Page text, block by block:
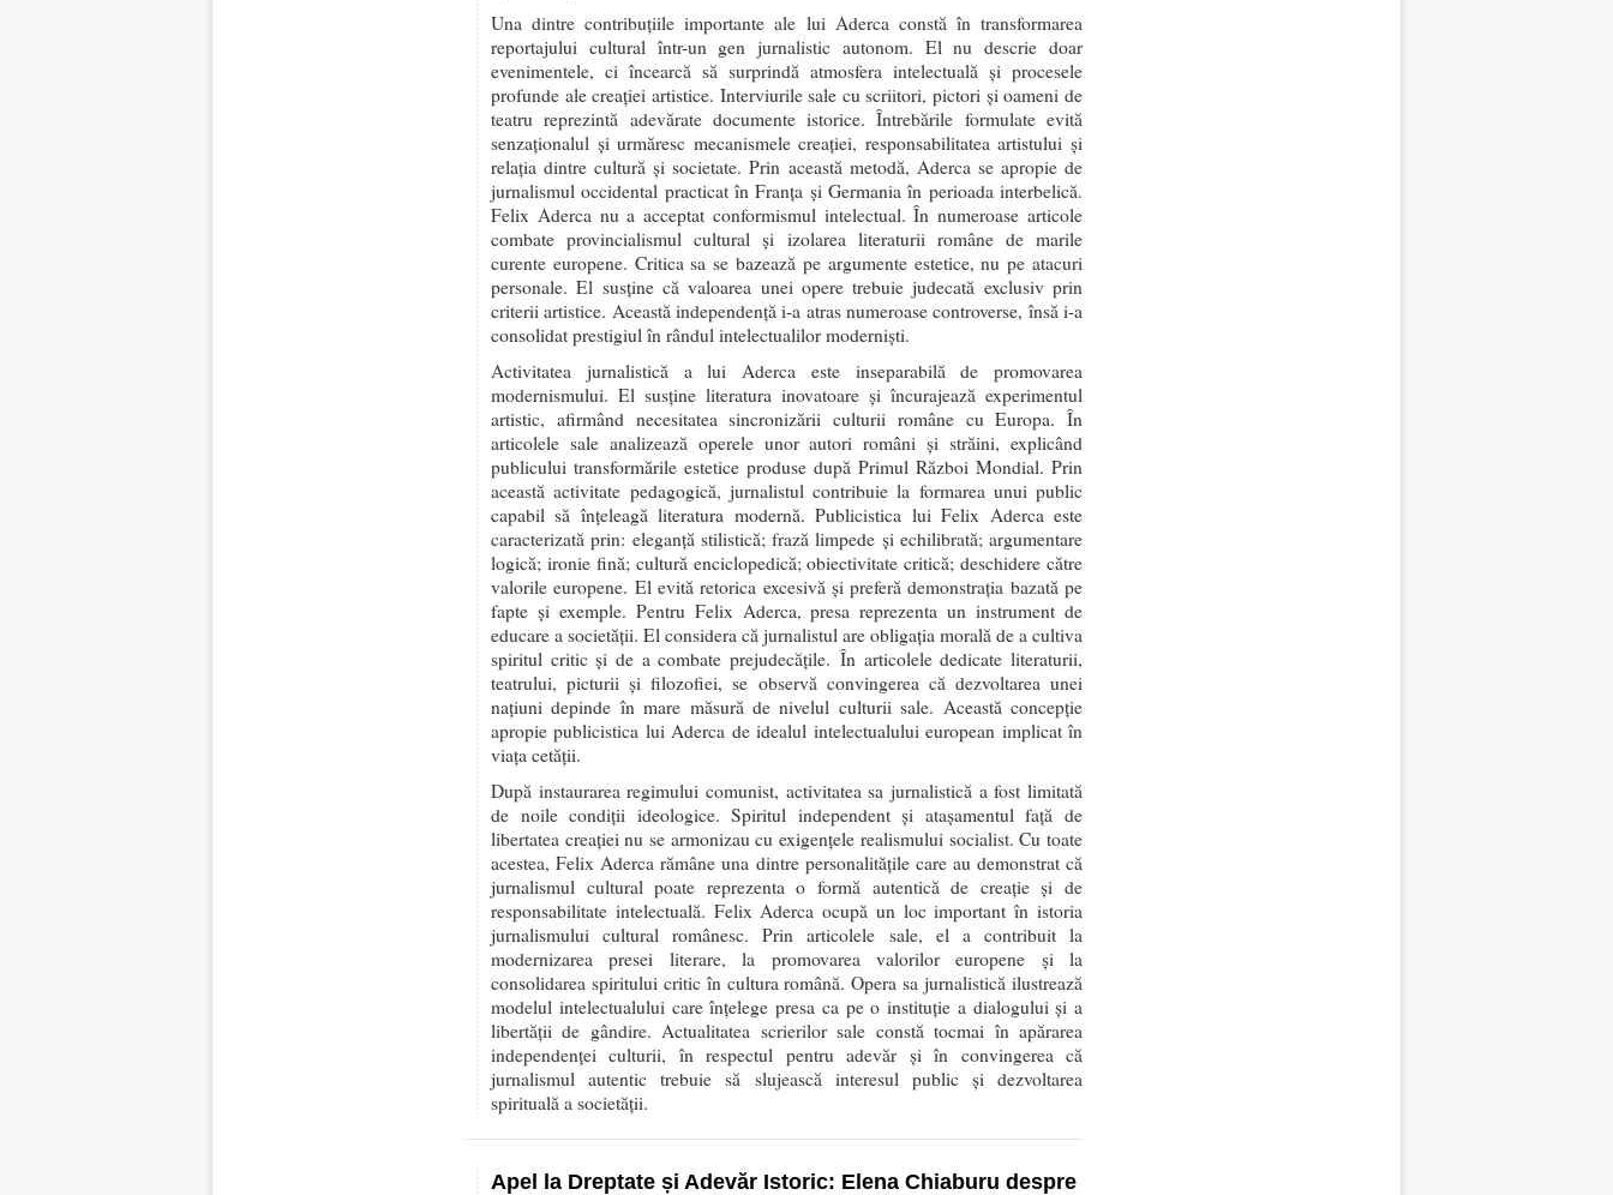
Una dintre contribuțiile importante ale lui Aderca constă în transformarea
reportajului cultural într-un gen jurnalistic autonom. El nu descrie doar
evenimentele, ci încearcă să surprindă atmosfera intelectuală și procesele
profunde ale creației artistice. Interviurile sale cu scriitori, pictori și oameni de
teatru reprezintă adevărate documente istorice. Întrebările formulate evită
senzaționalul și urmăresc mecanismele creației, responsabilitatea artistului și
relația dintre cultură și societate. Prin această metodă, Aderca se apropie de
jurnalismul occidental practicat în Franța și Germania în perioada interbelică.
Felix Aderca nu a acceptat conformismul intelectual. În numeroase articole
combate provincialismul cultural și izolarea literaturii române de marile
curente europene. Critica sa se bazează pe argumente estetice, nu pe atacuri
personale. El susține că valoarea unei opere trebuie judecată exclusiv prin
criterii artistice. Această independență i-a atras numeroase controverse, însă i-a
consolidat prestigiul în rândul intelectualilor moderniști.
Activitatea jurnalistică a lui Aderca este inseparabilă de promovarea
modernismului. El susține literatura inovatoare și încurajează experimentul
artistic, afirmând necesitatea sincronizării culturii române cu Europa. În
articolele sale analizează operele unor autori români și străini, explicând
publicului transformările estetice produse după Primul Război Mondial. Prin
această activitate pedagogică, jurnalistul contribuie la formarea unui public
capabil să înțeleagă literatura modernă. Publicistica lui Felix Aderca este
caracterizată prin: eleganță stilistică; frază limpede și echilibrată; argumentare
logică; ironie fină; cultură enciclopedică; obiectivitate critică; deschidere către
valorile europene. El evită retorica excesivă și preferă demonstrația bazată pe
fapte și exemple. Pentru Felix Aderca, presa reprezenta un instrument de
educare a societății. El considera că jurnalistul are obligația morală de a cultiva
spiritul critic și de a combate prejudecățile. În articolele dedicate literaturii,
teatrului, picturii și filozofiei, se observă convingerea că dezvoltarea unei
națiuni depinde în mare măsură de nivelul culturii sale. Această concepție
apropie publicistica lui Aderca de idealul intelectualului european implicat în
viața cetății.
După instaurarea regimului comunist, activitatea sa jurnalistică a fost limitată
de noile condiții ideologice. Spiritul independent și atașamentul față de
libertatea creației nu se armonizau cu exigențele realismului socialist. Cu toate
acestea, Felix Aderca rămâne una dintre personalitățile care au demonstrat că
jurnalismul cultural poate reprezenta o formă autentică de creație și de
responsabilitate intelectuală. Felix Aderca ocupă un loc important în istoria
jurnalismului cultural românesc. Prin articolele sale, el a contribuit la
modernizarea presei literare, la promovarea valorilor europene și la
consolidarea spiritului critic în cultura română. Opera sa jurnalistică ilustrează
modelul intelectualului care înțelege presa ca pe o instituție a dialogului și a
libertății de gândire. Actualitatea scrierilor sale constă tocmai în apărarea
independenței culturii, în respectul pentru adevăr și în convingerea că
jurnalismul autentic trebuie să slujească interesul public și dezvoltarea
spirituală a societății.
Apel la Dreptate și Adevăr Istoric: Elena Chiaburu despre